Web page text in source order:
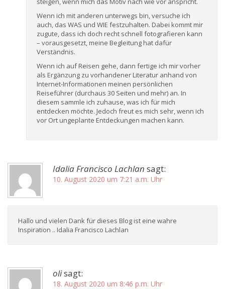
Wenn ich mit anderen unterwegs bin, versuche ich
auch, das WAS und WIE festzuhalten. Dabei kommt mir
zugute, dass ich doch recht schnell fotografieren kann
– vorausgesetzt, meine Begleitung hat dafür
Verständnis.
Wenn ich auf Reisen gehe, dann fertige ich mir vorher
als Ergänzung zu vorhandener Literatur anhand von
Internet-Informationen meinen persönlichen
Reiseführer (durchaus 30 Seiten und mehr) an. In
diesem sammle ich zuhause, was ich für mich
entdecken möchte. Jedoch freut es mich sehr, wenn ich
vor Ort ungeplante Entdeckungen machen kann.
Idalia Francisco Lachlan sagt:
10. August 2020 um 7:21 a.m. Uhr
Hallo und vielen Dank für dieses Blog ist eine wahre
Inspiration .. Idalia Francisco Lachlan
olisagt:
18. August 2020 um 8:46 p.m. Uhr